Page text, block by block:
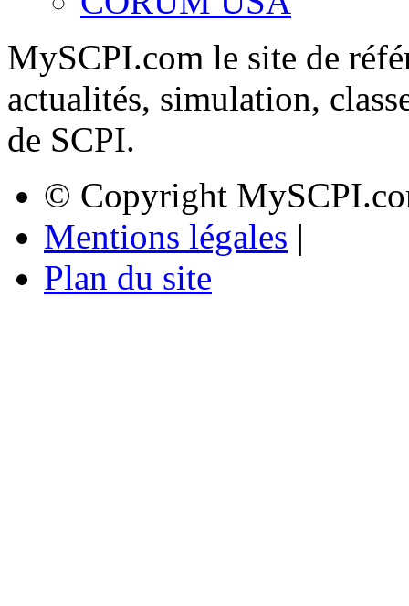
MySCPI.com le site de
actualités, simulation,
de SCPI.
© Copyright
Mentions légales |
Plan du site